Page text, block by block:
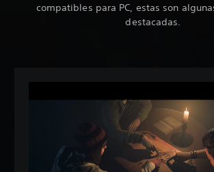
compatibles para PC, estas son
destacadas.